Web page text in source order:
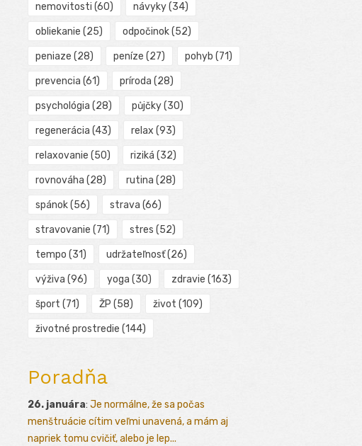
nemovitosti (60) návyky(34)
obliekanie (25) odpočinok(52)
peniaze (28) peníze (27) pohyb (71)
prevencia (61) príroda (28)
psychológia (28) půjčky(30)
regenerácia (43) relax (93)
relaxovanie (50) riziká (32)
rovnováha (28) rutina (28)
spánok(56) strava (66)
stravovanie (71) stres (52)
tempo (31) udržateľnosť(26)
výživa (96) yoga (30) zdravie (163)
šport (71) ŽP (58) život (109)
životné prostredie (144)
Poradňa
26. januára: Je normálne, že sa počas
menštruácie cítim veľmi unavená, a mám aj
napriek tomu cvičiť, alebo je lep...